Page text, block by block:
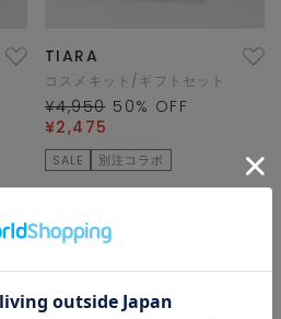
TIARA
コスメキット/ギフトセット
¥4,950 50% OFF
¥2,475
SALE 別注コラボ
1/1 ページ全2件